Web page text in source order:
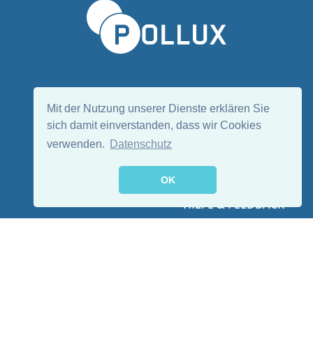
Mit der Nutzung unserer Dienste erklären Sie
sich damit einverstanden, dass wir Cookies
verwenden.
Datenschutz
OK
HILFE & FEEDBACK
EN